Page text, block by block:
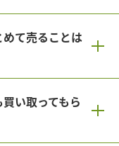
て売ることは
い取ってもら